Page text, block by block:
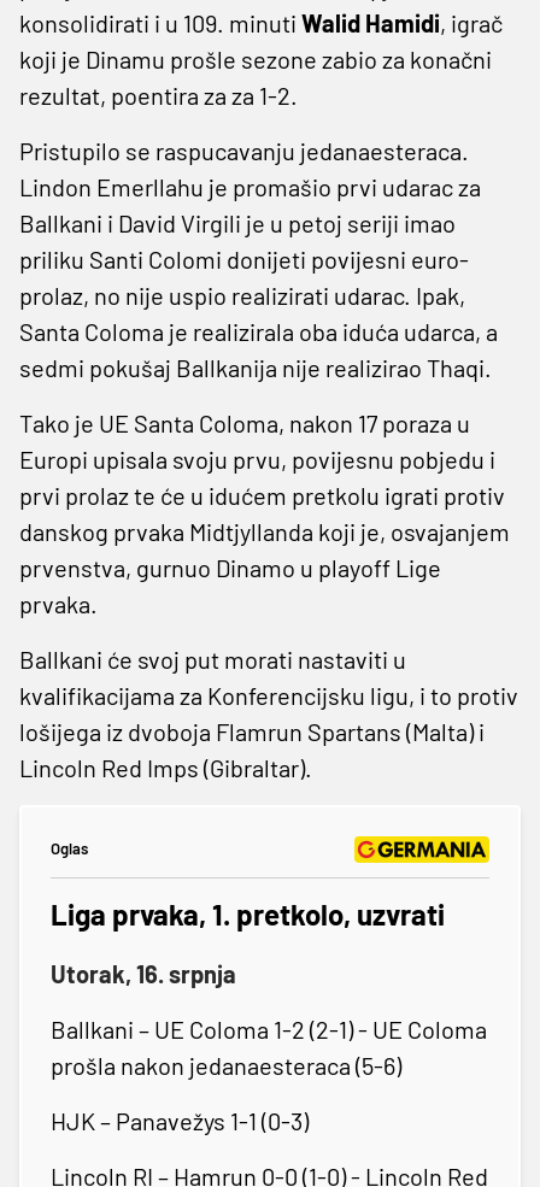
konsolidirati i u 109. minuti Walid Hamidi, igrač
koji je Dinamu prošle sezone zabio za konačni
rezultat, poentira za za 1-2.
Pristupilo se raspucavanju jedanaesteraca.
Lindon Emerllahu je promašio prvi udarac za
Ballkani i David Virgili je u petoj seriji imao
priliku Santi Colomi donijeti povijesni euro-
prolaz, no nije uspio realizirati udarac. Ipak,
Santa Coloma je realizirala oba iduća udarca, a
sedmi pokušaj Ballkanija nije realizirao Thaqi.
Tako je UE Santa Coloma, nakon 17 poraza u
Europi upisala svoju prvu, povijesnu pobjedu i
prvi prolaz te će u idućem pretkolu igrati protiv
danskog prvaka Midtjyllanda koji je, osvajanjem
prvenstva, gurnuo Dinamo u playoff Lige
prvaka.
Ballkani će svoj put morati nastaviti u
kvalifikacijama za Konferencijsku ligu, i to protiv
lošijega iz dvoboja Flamrun Spartans (Malta) i
Lincoln Red Imps (Gibraltar).
Oglas
Liga prvaka, 1. pretkolo, uzvrati
Utorak, 16. srpnja
Ballkani – UE Coloma 1-2 (2-1) - UE Coloma
prošla nakon jedanaesteraca (5-6)
HJK – Panavežys 1-1 (0-3)
Lincoln RI – Hamrun 0-0 (1-0) - Lincoln Red